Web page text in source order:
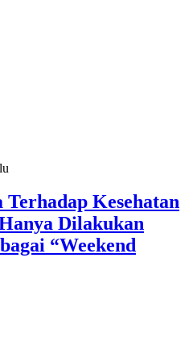
Kesehatan
Dilakukan
“Weekend